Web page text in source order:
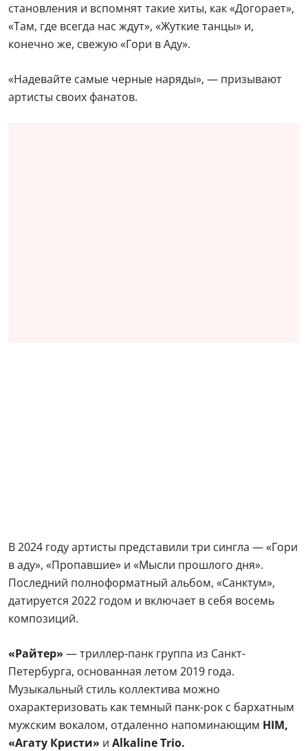
становления и вспомнят такие хиты, как «Догорает»,
«Там, где всегда нас ждут», «Жуткие танцы» и,
конечно же, свежую «Гори в Аду».
«Надевайте самые черные наряды», — призывают
артисты своих фанатов.
В 2024 году артисты представили три сингла — «Гори
в аду», «Пропавшие» и «Мысли прошлого дня».
Последний полноформатный альбом, «Санктум»,
датируется 2022 годом и включает в себя восемь
композиций.
«Райтер» — триллер-панк группа из Санкт-
Петербурга, основанная летом 2019 года.
Музыкальный стиль коллектива можно
охарактеризовать как темный панк-рок с бархатным
мужским вокалом, отдаленно напоминающим HIM,
«Агату Кристи» и Alkaline Trio.